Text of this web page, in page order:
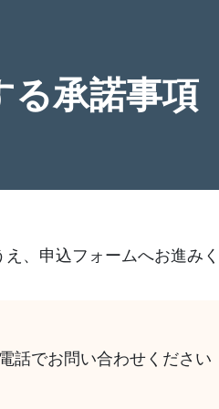
る承諾事項
、申込フォームへお進み
話でお問い合わせください